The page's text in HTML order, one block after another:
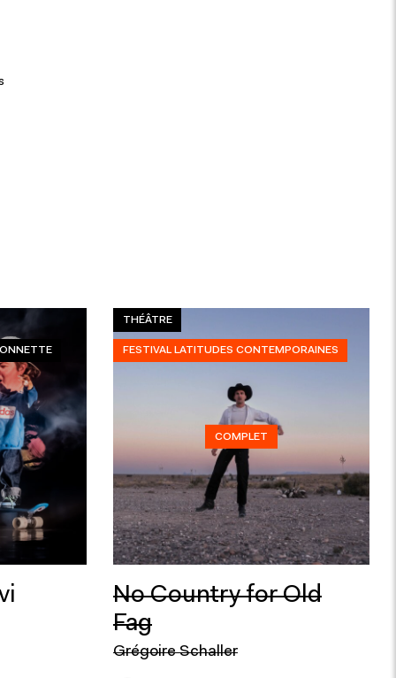
COMPLET
THÉÂTRE
FESTIVAL LATITUDES CONTEMPORAINES
No Country for Old
Fag
Grégoire Schaller